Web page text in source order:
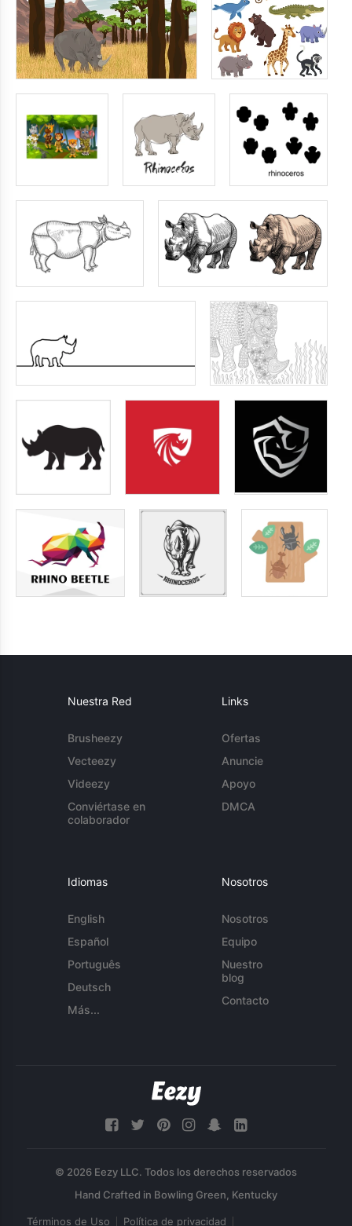
Nuestra Red
Brusheezy
Vecteezy
Videezy
Conviértase en
colaborador
Links
Ofertas
Anuncie
Apoyo
DMCA
Idiomas
English
Español
Português
Deutsch
Más...
Nosotros
Nosotros
Equipo
Nuestro
blog
Contacto
© 2026 Eezy LLC. Todos los derechos reservados
Términos de Uso Política de privacidad